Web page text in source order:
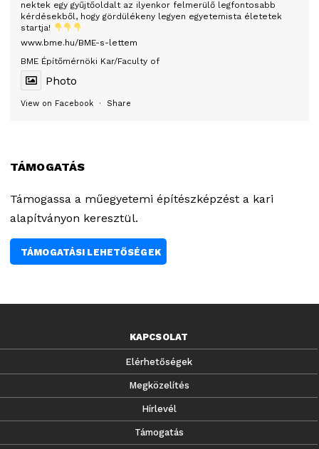
nektek egy gyűjtőoldalt az ilyenkor felmerülő legfontosabb
kérdésekből, hogy gördülékeny legyen egyetemista életetek
startja!
www.bme.hu/BME-s-lettem
BME Építőmérnöki Kar/Faculty of
Photo
View on Facebook · Share
TÁMOGATÁS
Támogassa a műegyetemi építészképzést a kari
alapítványon keresztül.
TÁMOGATÁSI LEHETŐSÉGEK
KAPCSOLAT
Elérhetőségek
Megközelítés
Hírlevél
Támogatás